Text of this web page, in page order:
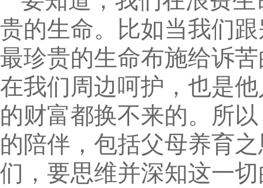
贵的生命。比如当我们
最珍贵的生命布施给诉
在我们周边呵护，也是
的财富都换不来的。所
的陪伴，包括父母养育
们，要思维并深知这一